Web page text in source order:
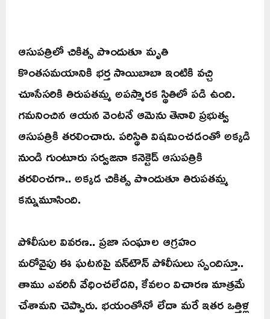
ఆసుపత్రిలో చికిత్స పొందుతూ మృతి
కొంతసమయానికి భర్త సాయిబాబా ఇంటికి వచ్చి
చూసేసరికి తిరుపతమ్మ అపస్మారక స్థితిలో పడి ఉంది.
గమనించిన ఆయన వెంటనే ఆమెను తెనాలి ప్రభుత్వ
ఆసుపత్రికి తరలించారు. పరిస్థితి విషమించడంతో అక్కడి
నుండి గుంటూరు సర్వజనా కనెక్టెడ్ ఆసుపత్రికి
తరలించగా.. అక్కడ చికిత్స పొందుతూ తిరుపతమ్మ
కన్నుమూసింది.
పోలీసుల వివరణ.. ప్రజా సంఘాల ఆగ్రహం
మరోవైపు ఈ ఘటనపై వన్‌టౌన్ పోలీసులు స్పందిస్తూ..
తాము ఎవరినీ వేధించలేదని, కేవలం విచారణ మాత్రమే
చేశామని చెప్పారు. భయంతోనో లేదా మరే ఇతర ఒత్తిళ్ల